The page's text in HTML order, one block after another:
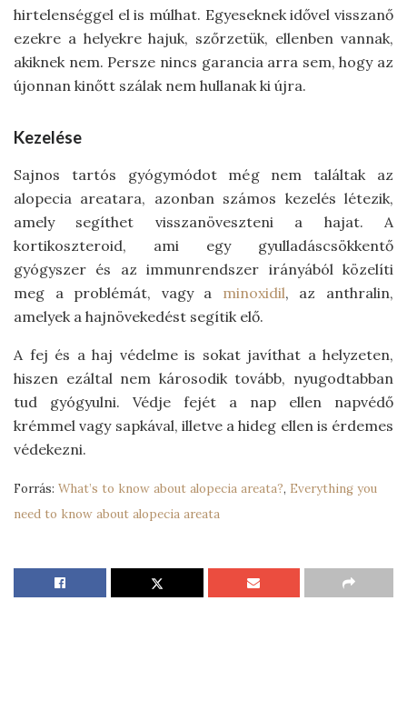
hirtelenséggel el is múlhat. Egyeseknek idővel visszanő
ezekre a helyekre hajuk, szőrzetük, ellenben vannak,
akiknek nem. Persze nincs garancia arra sem, hogy az
újonnan kinőtt szálak nem hullanak ki újra.
Kezelése
Sajnos tartós gyógymódot még nem találtak az
alopecia areatara, azonban számos kezelés létezik,
amely segíthet visszanöveszteni a hajat. A
kortikoszteroid, ami egy gyulladáscsökkentő
gyógyszer és az immunrendszer irányából közelíti
meg a problémát, vagy a minoxidil, az anthralin,
amelyek a hajnövekedést segítik elő.
A fej és a haj védelme is sokat javíthat a helyzeten,
hiszen ezáltal nem károsodik tovább, nyugodtabban
tud gyógyulni. Védje fejét a nap ellen napvédő
krémmel vagy sapkával, illetve a hideg ellen is érdemes
védekezni.
Forrás: What’s to know about alopecia areata?, Everything you
need to know about alopecia areata